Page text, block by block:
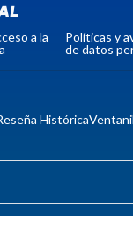
a la
Políticas y
de datos
Histórica